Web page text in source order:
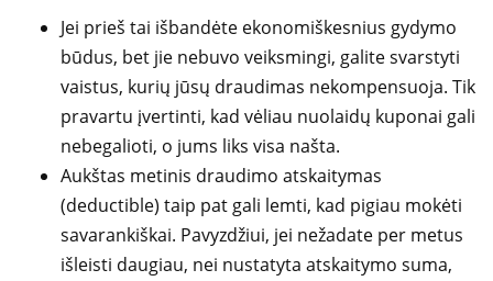
Jei prieš tai išbandėte ekonomiškesnius gydymo
būdus, bet jie nebuvo veiksmingi, galite svarstyti
vaistus, kurių jūsų draudimas nekompensuoja. Tik
pravartu įvertinti, kad vėliau nuolaidų kuponai gali
nebegalioti, o jums liks visa našta.
Aukštas metinis draudimo atskaitymas
(deductible) taip pat gali lemti, kad pigiau mokėti
savarankiškai. Pavyzdžiui, jei nežadate per metus
išleisti daugiau, nei nustatyta atskaitymo suma,